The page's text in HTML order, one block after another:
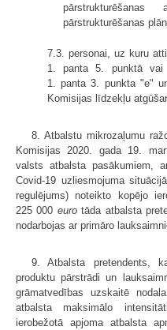
pārstrukturēšanas
7.3. personai, uz kuru
1. panta 5. punktā
1. panta 3. punkta "e"
Komisijas līdzekļu
8. Atbalstu mikrozaļumu
Komisijas 2020. gada 19.
valsts atbalsta pasākumiem,
Covid-19 uzliesmojuma
regulējums) noteikto kopējo
225 000 eurotāda atbalsta
nodarbojas ar primāro
9. Atbalsta pretendents,
produktu pārstrādi un
grāmatvedības uzskaitē
atbalsta maksimālo
ierobežotā apjoma atbalsta